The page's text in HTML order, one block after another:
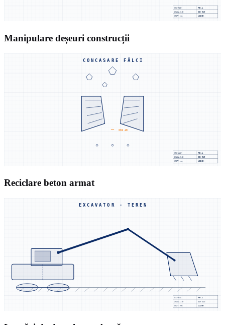
UZX-MAG REV.A
SCALA1:5
DIN 919
UNIT: mm
UZINEX
Manipulare deșeuri construcții
CONCASARE FĂLCI
CSS 40
UZX-JAW REV.A
SCALA1:5
DIN 919
UNIT: mm
UZINEX
Reciclare beton armat
EXCAVATOR · TEREN
UZX-EXA REV.A
SCALA1:5
DIN 919
UNIT: mm
UZINEX